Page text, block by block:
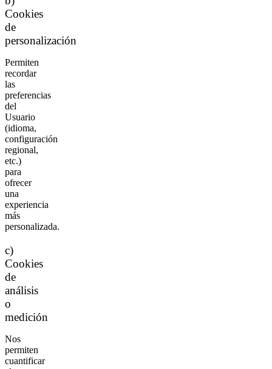
Cookies
de
personalización
Permiten
recordar
las
preferencias
del
Usuario
(idioma,
configuración
regional,
etc.)
para
ofrecer
una
experiencia
más
personalizada.
c)
Cookies
de
análisis
o
medición
Nos
permiten
cuantificar